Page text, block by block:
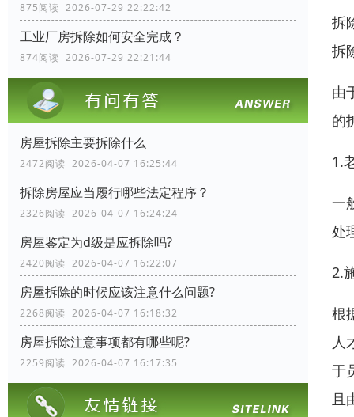
875阅读 2026-07-29 22:22:42
工业厂房拆除如何安全完成？
874阅读 2026-07-29 22:21:44
房屋拆除主要拆除什么
2472阅读 2026-04-07 16:25:44
拆除房屋应当履行哪些法定程序？
2326阅读 2026-04-07 16:24:24
房屋鉴定为d级是应拆除吗?
2420阅读 2026-04-07 16:22:07
房屋拆除的时候应该注意什么问题?
2268阅读 2026-04-07 16:18:32
房屋拆除注意事项都有哪些呢?
2259阅读 2026-04-07 16:17:35
拆
拆
由
的
1.
一
处
2.
根
人
于
且